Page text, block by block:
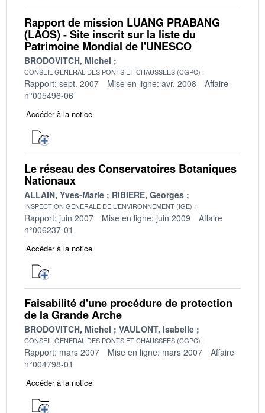
Rapport de mission LUANG PRABANG
(LAOS) - Site inscrit sur la liste du
Patrimoine Mondial de l'UNESCO
BRODOVITCH, Michel
CONSEIL GENERAL DES PONTS ET CHAUSSEES (CGPC)
Rapport: sept. 2007 Mise en ligne: avr. 2008
Affaire
n°005496-06
Accéder à la notice
Le réseau des Conservatoires Botaniques
Nationaux
ALLAIN, Yves-Marie RIBIERE, Georges
INSPECTION GENERALE DE L'ENVIRONNEMENT (IGE)
Rapport: juin 2007 Mise en ligne: juin 2009
Affaire
n°006237-01
Accéder à la notice
Faisabilité d'une procédure de protection
de la Grande Arche
BRODOVITCH, Michel VAULONT, Isabelle
CONSEIL GENERAL DES PONTS ET CHAUSSEES (CGPC)
Rapport: mars 2007 Mise en ligne: mars 2007
Affaire
n°004798-01
Accéder à la notice